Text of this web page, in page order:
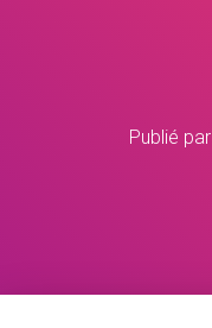
Publié par